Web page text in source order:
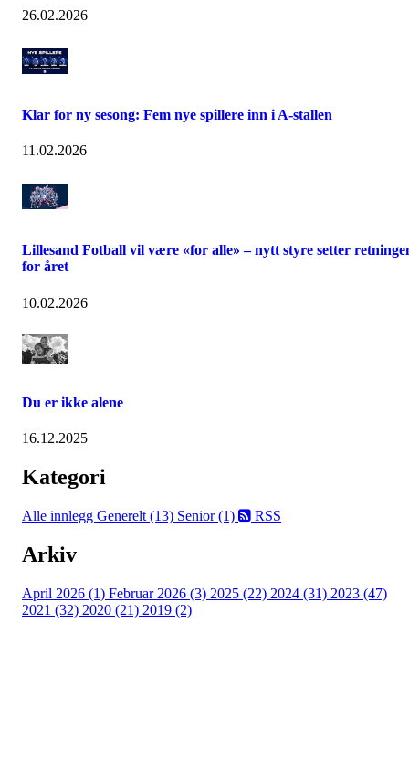
26.02.2026
Klar for ny sesong: Fem nye spillere inn i A-stallen
11.02.2026
Lillesand Fotball vil være «for alle» – nytt styre setter
for året
10.02.2026
Du er ikke alene
16.12.2025
Kategori
Alle innlegg Generelt (13) Senior (1) RSS
Arkiv
April 2026 (1) Februar 2026 (3) 2025 (22) 2024 (31) 2023 (47)
2021 (32) 2020 (21) 2019 (2)